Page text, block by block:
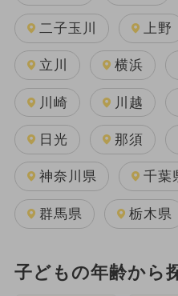
二子玉川 上野
立川 横浜
川崎 川越
日光 那須
神奈川県 千葉
群馬県 栃木県
子どもの年齢から